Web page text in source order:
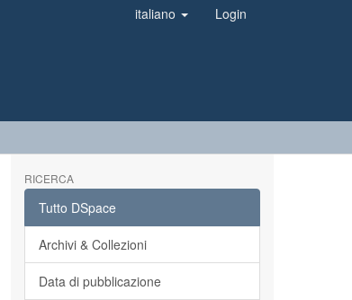
italiano Login
RICERCA
Tutto DSpace
Archivi & Collezioni
Data di pubblicazione